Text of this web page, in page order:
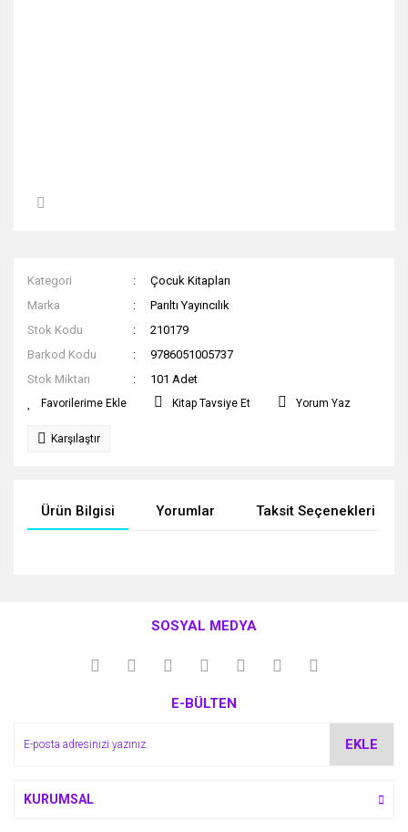
Kategori
Çocuk Kitapları
Marka
Parıltı Yayıncılık
Stok Kodu
210179
Barkod Kodu
9786051005737
Stok Miktarı
101 Adet
Kitap Tavsiye Et Yorum Yaz
Karşılaştır
Ürün Bilgisi Yorumlar Taksit Seçenekleri
kullanarak tarafımıza iletebilirsiniz.
Görüş ve önerileriniz için teşekkür ederiz.
Ürün açıklamasında eksik bilgiler bulunuyor.
SOSYAL MEDYA
E-BÜLTEN
EKLE
KURUMSAL